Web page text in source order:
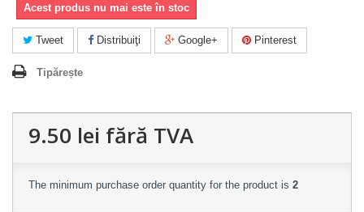
Acest produs nu mai este în stoc
Tweet Distribuiţi Google+ Pinterest
Tipărește
9.50 lei fără TVA
The minimum purchase order quantity for the product is 2